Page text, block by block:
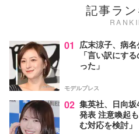
記事ラ
01 広末涼子、病
「言い訳にす
った」
モデルプレス
02 集英社、日向
発表 注意喚起
む対応を検討」